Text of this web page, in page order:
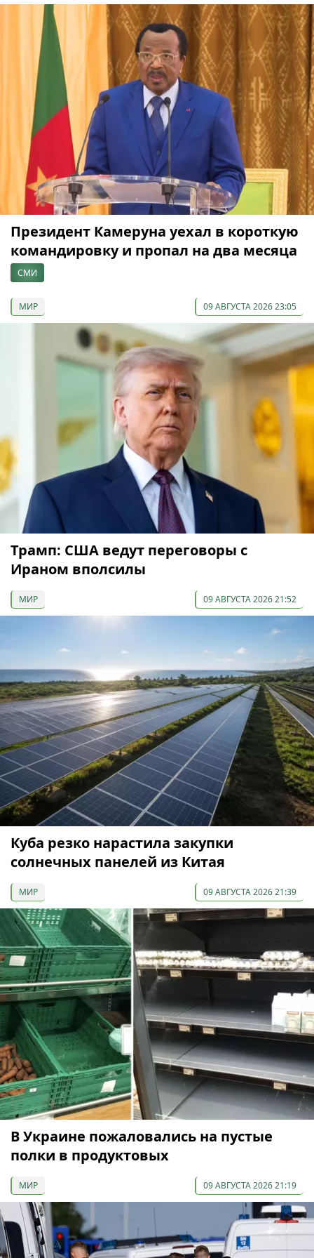
Президент Камеруна уехал в короткую
командировку и пропал на два месяца
СМИ
МИР 09 АВГУСТА 2026 23:05
Трамп: США ведут переговоры с
Ираном вполсилы
МИР 09 АВГУСТА 2026 21:52
Куба резко нарастила закупки
солнечных панелей из Китая
МИР 09 АВГУСТА 2026 21:39
В Украине пожаловались на пустые
полки в продуктовых
МИР 09 АВГУСТА 2026 21:19